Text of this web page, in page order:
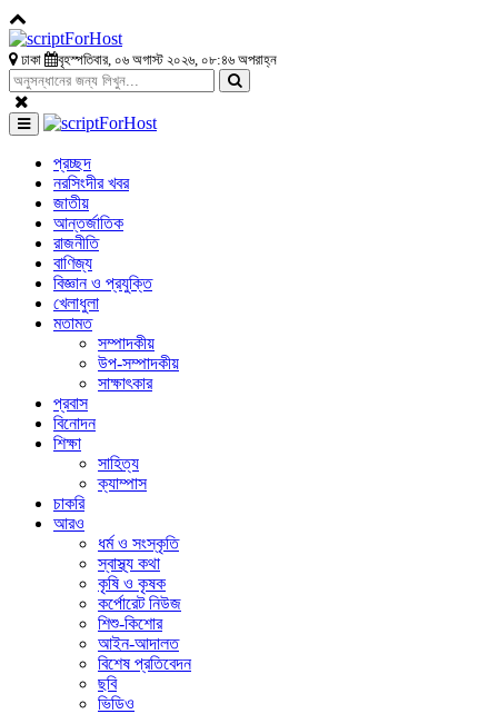
ঢাকা বৃহস্পতিবার, ০৬ অগাস্ট ২০২৬, ০৮:৪৬ অপরাহ্ন
প্রচ্ছদ
নরসিংদীর খবর
জাতীয়
আন্তর্জাতিক
রাজনীতি
বাণিজ্য
বিজ্ঞান ও প্রযুক্তি
খেলাধুলা
মতামত
সম্পাদকীয়
উপ-সম্পাদকীয়
সাক্ষাৎকার
প্রবাস
বিনোদন
শিক্ষা
সাহিত্য
ক্যাম্পাস
চাকরি
আরও
ধর্ম ও সংস্কৃতি
স্বাস্থ্য কথা
কৃষি ও কৃষক
কর্পোরেট নিউজ
শিশু-কিশোর
আইন-আদালত
বিশেষ প্রতিবেদন
ছবি
ভিডিও